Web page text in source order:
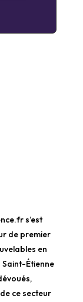
s’est
de premier
en
Saint-Étienne
ce secteur